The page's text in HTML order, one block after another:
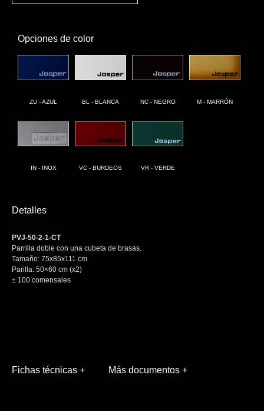
Opciones de color
ZU - AZUL BL - BLANCA NC - NEGRO M - MARRÓN
IN - INOX VC - BURDEOS VR - VERDE
Detalles
PVJ-50-2-1-CT
Parrilla doble con una cubeta de brasas.
Tamaño: 75x85x111 cm
Parilla: 50×60 cm (x2)
± 100 comensales
Fichas técnicas + Más documentos +